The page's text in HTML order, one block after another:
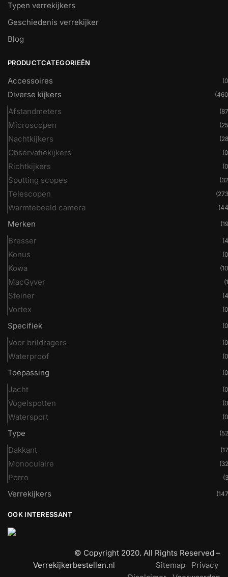
Typen verrekijkers
Geschiedenis verrekijker
Blog
PRODUCTCATEGORIEËN
Accessoires
Diverse kijkers
Afstandmeters
Microscopen
Nachtkijkers
Observatiekijkers
Richtkijkers
Spotting scopes
Telescopen
Warmtebeeld camera
Merken
Bresser
Konus
Kowa
MacGyver
Steiner
Vortex
Specifiek
Voor brildragers
Waterproof
Toepassing
Jacht
Vogelspotten
Watersport
Type
Dakkant
Monoculaire
Porro
Verrekijkers
OOK INTERESSANT
© Copyright 2020. All Rights Reserved –
Verrekijkerbestellen.nl Sitemap
Privacy